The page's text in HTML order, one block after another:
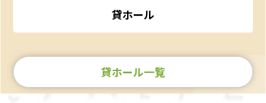
貸ホール
貸ホール一覧